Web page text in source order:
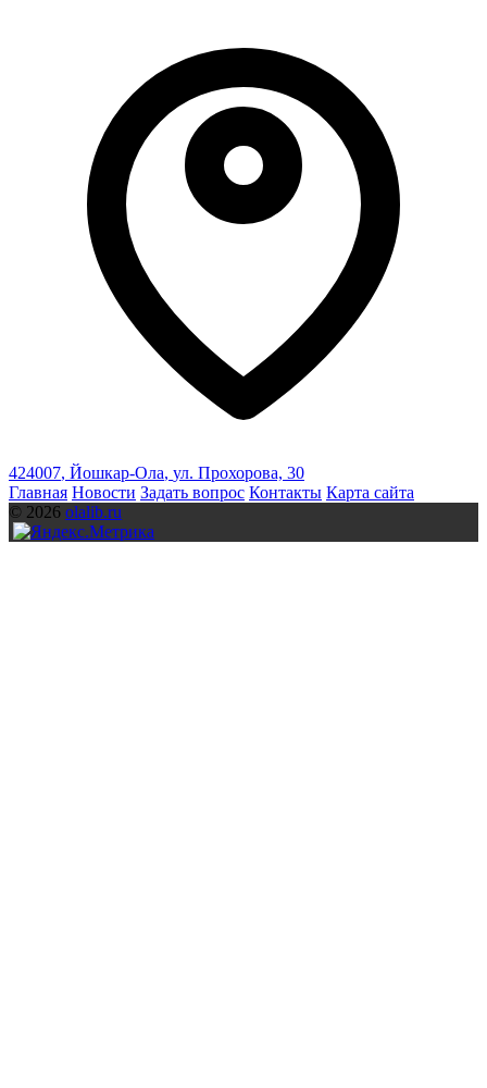
424007, Йошкар-Ола, ул. Прохорова, 30
Главная Новости Задать вопрос Контакты Карта сайта
© 2026 olalib.ru